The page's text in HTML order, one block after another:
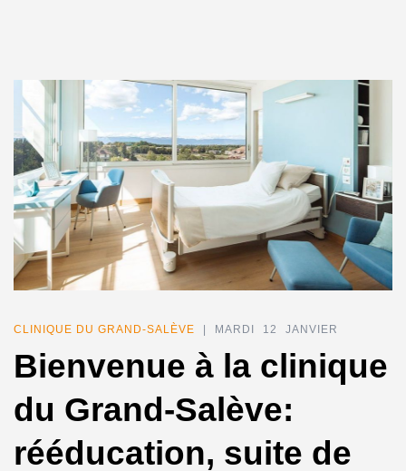
CLINIQUE DU GRAND-SALÈVE | MARDI 12 JANVIER
Bienvenue à la clinique
du Grand-Salève:
rééducation, suite de